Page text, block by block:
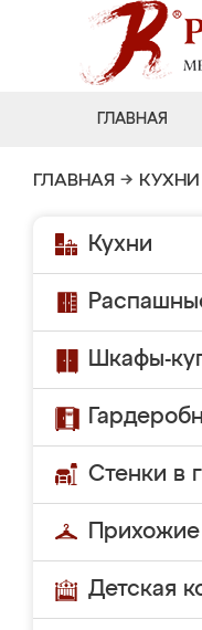
ГЛАВНАЯ
ГЛАВНАЯ → КУХНИ
Кухни
Шкафы-
Стенки в
Прихожие
Детская